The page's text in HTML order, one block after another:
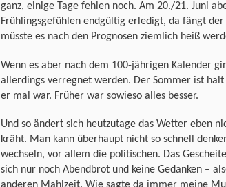
ganz, einige Tage fehlen noch. Am 20./21. Juni
Frühlingsgefühlen endgültig erledigt, da fängt
müsste es nach den Prognosen ziemlich heiß
Wenn es aber nach dem 100-jährigen Kalender
allerdings verregnet werden. Der Sommer ist
er mal war. Früher war sowieso alles besser.
Und so ändert sich heutzutage das Wetter eben
kräht. Man kann überhaupt nicht so schnell
wechseln, vor allem die politischen. Das
sich nur noch Abendbrot und keine Gedanken –
anderen Mahlzeit. Wie sagte da immer meine